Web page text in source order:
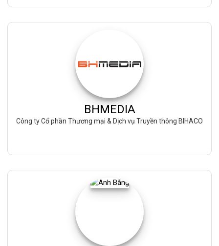
BHMEDIA
Công ty Cổ phần Thương mại & Dịch vụ Truyền thông BIHACO